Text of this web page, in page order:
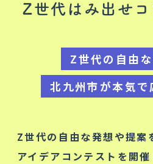
Z世代はみ出せ
Z世代の自由な
北九州市が本気で
Z世代の自由な発想や提案
アイデアコンテストを開催